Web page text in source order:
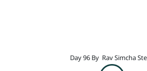
Day 96 By Rav Simcha